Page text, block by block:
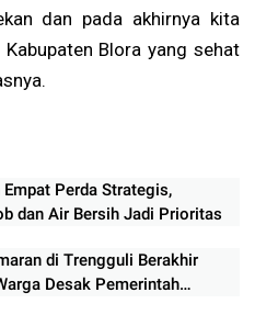
dan pada akhirnya kita
Blora yang sehat
Empat Perda Strategis,
dan Air Bersih Jadi Prioritas
di Trengguli Berakhir
Desak Pemerintah